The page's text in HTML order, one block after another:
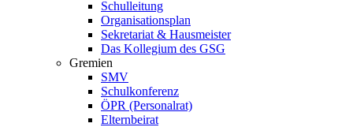
Schulleitung
Organisationsplan
Sekretariat & Hausmeister
Das Kollegium des GSG
Gremien
SMV
Schulkonferenz
ÖPR (Personalrat)
Elternbeirat